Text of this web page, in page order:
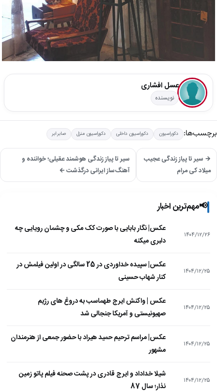
عسل افشاری
نویسنده
برچسب‌ها: دکوراسیون دکوراسیون داخلی دکوراسیون منزل صابر ابر
→ سیر تا پیاز زندگی عجیب
میلاد کی مرام
سیر تا پیاز زندگی هوشمند عقیلی؛ خواننده و
آهنگ‌ساز ایرانی درگذشت ←
📢مهم‌ترین اخبار
۱۴۰۴/۱۲/۲۶
عکس| نگار بابایی با صورت کک مکی و چشمان رویایی چه
دلبری میکنه
۱۴۰۴/۱۲/۲۵
عکس| سپیده خداوردی در 25 سالگی در اولین فیلمش در
کنار شهاب حسینی
۱۴۰۴/۱۲/۲۵
عکس | واکنش ایرج طهماسب به دروغ های رژیم
صهیونیستی و آمریکا جنجالی شد
۱۴۰۴/۱۲/۲۵
عکس| مراسم ترحیم حمید هیراد با حضور جمعی از هنرمندان
مشهور
۱۴۰۴/۱۲/۲۵
شیلا خداداد و ایرج قادری در پشت صحنه فیلم پاتو زمین
نذار؛ سال 87